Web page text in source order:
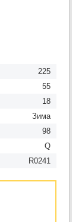
225
55
18
Зима
98
Q
R0241